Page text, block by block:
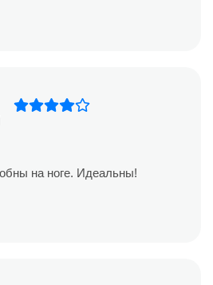
на ноге. Идеальны!